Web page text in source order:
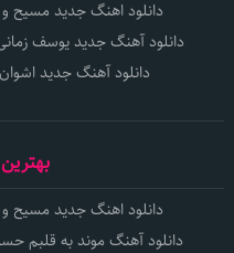
دانلود اهنگ جدید مسیح
دانلود آهنگ جدید یوسف
دانلود آهنگ جدید
دانلود اهنگ جدید مسیح
دانلود آهنگ موند به قلبم